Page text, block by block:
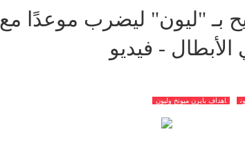
بـ "ليون" ليضرب موعدًا مع
- فيديو
اهداف بايرن ميونخ وليون